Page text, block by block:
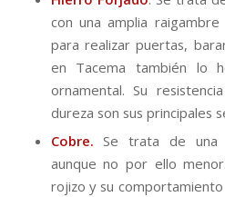
con una amplia
para realizar puertas,
en Tacema también lo
ornamental. Su
dureza son sus principales
Cobre. Se trata de una
aunque no por ello
rojizo y su